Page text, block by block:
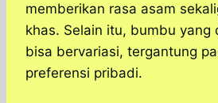
memberikan rasa asam
khas. Selain itu, bumbu yang
bisa bervariasi, tergantung
preferensi pribadi.